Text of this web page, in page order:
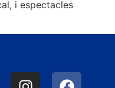
i espectacles